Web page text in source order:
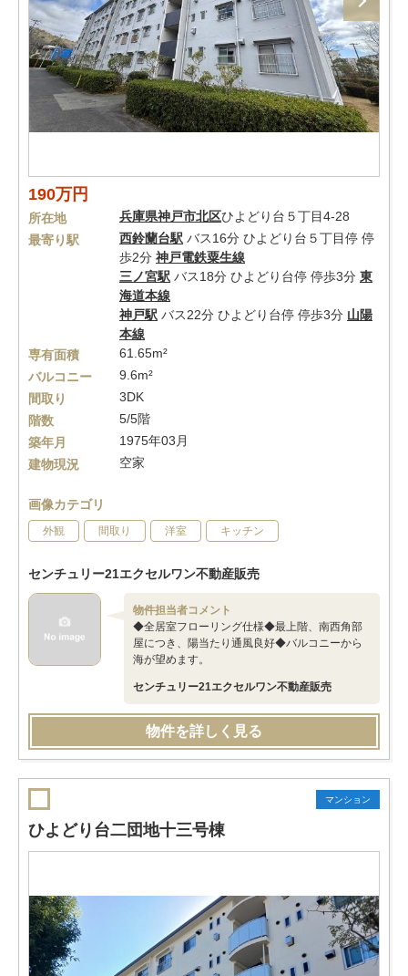
190万円
所在地 兵庫県神戸市北区ひよどり台５丁目4-28
最寄り駅
西鈴蘭台駅 バス16分 ひよどり台５丁目停 停
歩2分 神戸電鉄粟生線
三ノ宮駅 バス18分 ひよどり台停 停歩3分 東
海道本線
神戸駅 バス22分 ひよどり台停 停歩3分 山陽
本線
専有面積
61.65m²
バルコニー
9.6m²
間取り
3DK
階数
5/5階
築年月
1975年03月
建物現況
空家
画像カテゴリ
外観 間取り 洋室 キッチン
センチュリー21エクセルワン不動産販売
物件担当者コメント
◆全居室フローリング仕様◆最上階、南西角部
屋につき、陽当たり通風良好◆バルコニーから
海が望めます。
センチュリー21エクセルワン不動産販売
物件を詳しく見る
マンション
ひよどり台二団地十三号棟